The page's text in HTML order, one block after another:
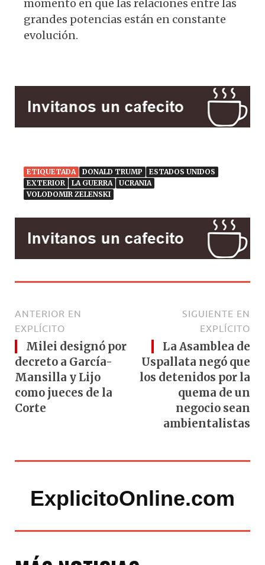
momento en que las relaciones entre las
grandes potencias están en constante
evolución.
ETIQUETADA DONALD TRUMP
ESTADOS UNIDOS
EXTERIOR
LA GUERRA
UCRANIA
VOLODOMIR ZELENSKI
ANTERIOR EN
EXPLÍCITO
Milei designó por
decreto a García-
Mansilla y Lijo
como jueces de la
Corte
SIGUIENTE EN
EXPLÍCITO
La Asamblea de
Uspallata negó que
los detenidos por la
quema de un
negocio sean
ambientalistas
ExplicitoOnline.com